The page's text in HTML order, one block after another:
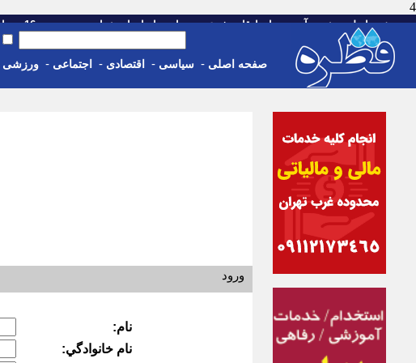
4
صفحه اصلی-خبر-آب و هوا-اوقات شرعی-تماس با ما-استخدام جمعه، 16 مرداد 1405 - Fri, 07th Aug 2026
صفحه اصلی - سیاسی - اقتصادی - اجتماعی - ورزشی
ورود
نام:
نام خانوادگي: